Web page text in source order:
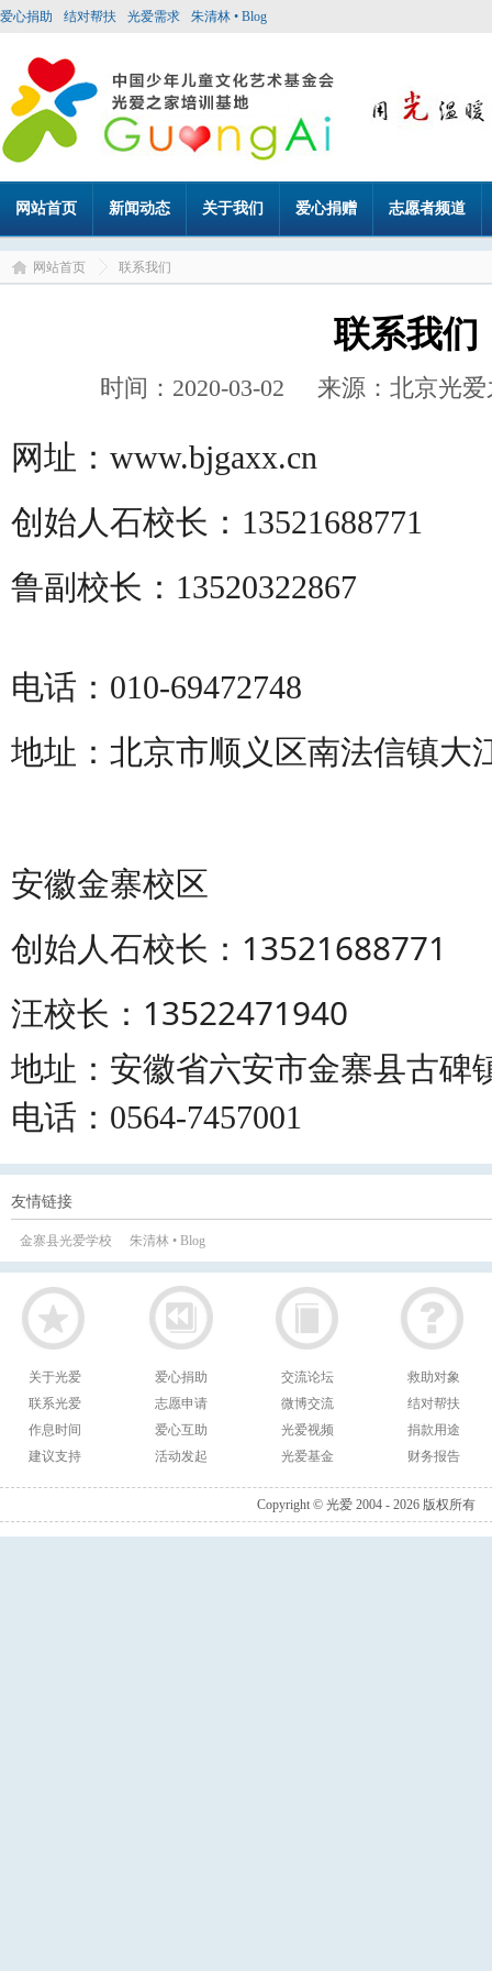
爱心捐助 结对帮扶 光爱需求 朱清林 • Blog
网站首页 新闻动态 关于我们 爱心捐赠 志愿者频道
网站首页 联系我们
联系我们
时间：2020-03-02 来源：北京光
网址：www.bjgaxx.cn
创始人石校长：13521688771
鲁副校长：13520322867
电话：010-69472748
地址：北京市顺义区南法信镇大
安徽金寨校区
创始人石校长：13521688771
汪校长：13522471940
地址：安徽省六安市金寨县古碑
电话：0564-7457001
友情链接
金寨县光爱学校 朱清林 • Blog
关于光爱
联系光爱
作息时间
建议支持
爱心捐助
志愿申请
爱心互助
活动发起
交流论坛
微博交流
光爱视频
光爱基金
救助对象
结对帮扶
捐款用途
财务报告
Copyright © 光爱 2004 - 2026 版权所有